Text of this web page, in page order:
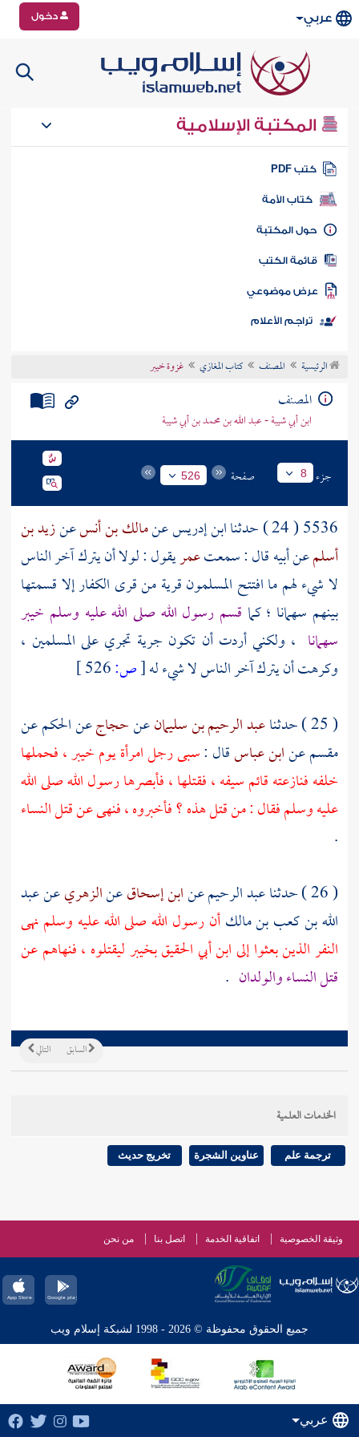
عربي دخول
المكتبة الإسلامية
كتب PDF
كتاب الأمة
المكتبة
الكتب
موضوعي
تراجم الأعلام
الرئيسية المصنف كتاب المغازي غزوة خيبر
المصنف
ابن أبي شيبة - عبد الله بن محمد بن أبي شيبة
جزء 8 صفحة 526
5536 ( 24 ) حدثنا ابن إدريسعنمالك بن أنسعنزيد بن
أسلمعن أبيه قال : سمعتعمريقول : لولا أن يترك آخر الناس
لا شيء لهم ما افتتح المسلمون قرية من قرى الكفار إلا قسمتها
بينهم سهمانا ؛ كما قسم رسول الله صلى الله عليه وسلم خيبر
سهمانا ، ولكني أردت أن تكون جرية تجري على المسلمين ،
وكرهت أن يترك آخر الناس لا شيء له[ص:
( 25 ) حدثنا
عبد الرحيم بن سليمانعنحجاجعنالحكمعن
مقسمعنابن عباسقال :سبى رجل امرأة يومخيبر، فحملها
خلفه فنازعته قائم سيفه ، فقتلها ، فأبصرها رسول الله صلى الله
عليه وسلم فقال : من قتل هذه ؟ فأخبروه ، فنهى عن قتل النساء
.
( 26 ) حدثنا
عبد الرحيمعنابن إسحاقعنالزهريعنعبد
الله بن كعب بن مالكأن رسول الله صلى الله عليه وسلم نهى
النفر الذين بعثوا إلىابن أبي الحقيقبخيبرليقتلوه ، فنهاهم عن
قتل النساء والولدان .
التالي السابق
الخدمات العلمية
ترجمة علم عناوين الشجرة تخريج حديث
وثيقة الخصوصية اتفاقية الخدمة اتصل بنا من نحن
جميع الحقوق محفوظة © 2026 - 1998 لشبكة إسلام ويب
عربي